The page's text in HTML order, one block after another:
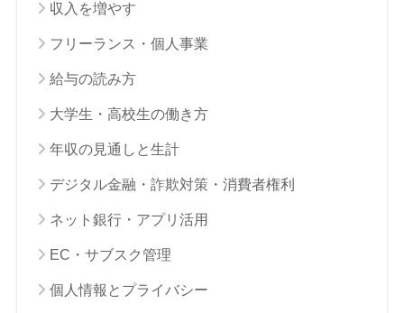
収入を増やす
フリーランス・個人事業
給与の読み方
大学生・高校生の働き方
年収の見通しと生計
デジタル金融・詐欺対策・消費者権利
ネット銀行・アプリ活用
EC・サブスク管理
個人情報とプライバシー